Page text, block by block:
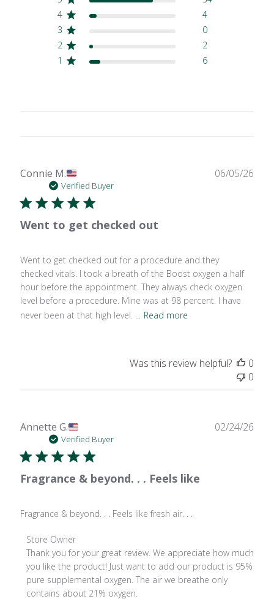
4
4
3
0
2
2
1
6
Connie M.
Verified Buyer
Went to get checked out
Went to get checked out for a procedure and they
checked vitals. I took a breath of the Boost oxygen a half
hour before the appointment. They always check oxygen
level before a procedure. Mine was at 98 percent. I have
never been at that high level. ...
Read more
06/05/26
Was this review helpful?
0
0
Annette G.
Verified Buyer
Fragrance & beyond. . . Feels like
Fragrance & beyond. . . Feels like fresh air. . .
Comments
by
Store
Owner
on
Store Owner
Thank you for your great review. We appreciate how much
you like the product! Just want to add our product is 95%
pure supplemental oxygen. The air we breathe only
contains about 21% oxygen.
02/24/26